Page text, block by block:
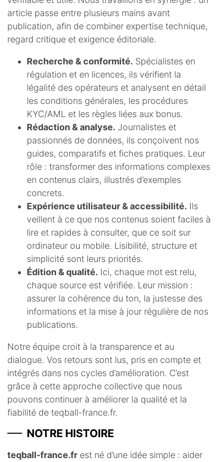
article passe entre plusieurs mains avant
publication, afin de combiner expertise technique,
regard critique et exigence éditoriale.
Recherche & conformité. Spécialistes en
régulation et en licences, ils vérifient la
légalité des opérateurs et analysent en détail
les conditions générales, les procédures
KYC/AML et les règles liées aux bonus.
Rédaction & analyse. Journalistes et
passionnés de données, ils conçoivent nos
guides, comparatifs et fiches pratiques. Leur
rôle : transformer des informations complexes
en contenus clairs, illustrés d’exemples
concrets.
Expérience utilisateur & accessibilité. Ils
veillent à ce que nos contenus soient faciles à
lire et rapides à consulter, que ce soit sur
ordinateur ou mobile. Lisibilité, structure et
simplicité sont leurs priorités.
Édition & qualité. Ici, chaque mot est relu,
chaque source est vérifiée. Leur mission :
assurer la cohérence du ton, la justesse des
informations et la mise à jour régulière de nos
publications.
Notre équipe croit à la transparence et au
dialogue. Vos retours sont lus, pris en compte et
intégrés dans nos cycles d’amélioration. C’est
grâce à cette approche collective que nous
pouvons continuer à améliorer la qualité et la
fiabilité de teqball-france.fr.
NOTRE HISTOIRE
teqball-france.fr est né d’une idée simple : aider